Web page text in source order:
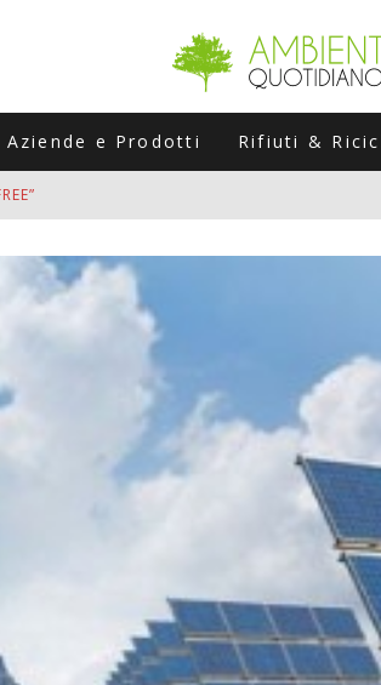
Aziende e Prodotti Rifiuti &
STAGIONALI
CHE POSSONO ROVINARTI L’ESTATE
DEL FOTOVOLTAICO "PLUG & PLAY"